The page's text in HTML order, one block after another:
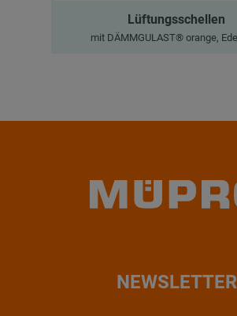
Lüftungsschellen
mit DÄMMGULAST® orange,
NEWSLETTER